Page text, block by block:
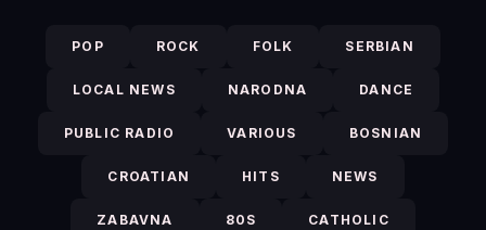
POP ROCK FOLK SERBIAN
LOCAL NEWS NARODNA DANCE
PUBLIC RADIO VARIOUS BOSNIAN
CROATIAN HITS NEWS
ZABAVNA 80S CATHOLIC